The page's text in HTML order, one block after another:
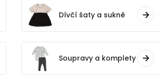
Dívčí šaty a sukně
Soupravy a komplety